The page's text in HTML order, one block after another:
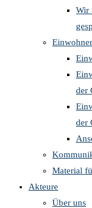
Wir
der
der
Material
Akteure
Über uns